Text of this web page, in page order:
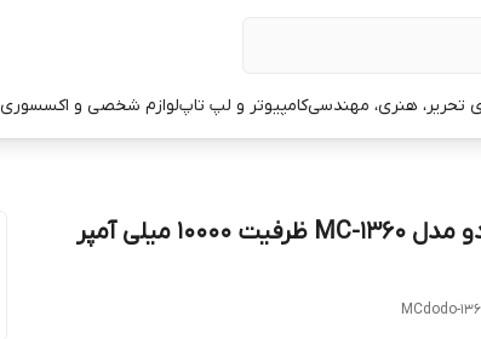
تحریر، هنری، مهندسیکامپیوتر و لپ تاپلوازم شخصی و اکسسوری
پاوربانک مک دودو مدل MC-1360 ظرفیت 10000 میلی آمپر
MCdodo-